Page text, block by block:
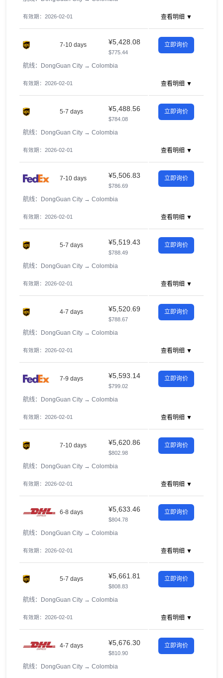
有效期：2026-02-01 查看明细 ▼
7-10 days ¥5,428.08
$775.44
立即询价
航线：DongGuan City → Colombia
有效期：2026-02-01 查看明细 ▼
5-7 days ¥5,488.56
$784.08
立即询价
航线：DongGuan City → Colombia
有效期：2026-02-01 查看明细 ▼
7-10 days ¥5,506.83
$786.69
立即询价
航线：DongGuan City → Colombia
有效期：2026-02-01 查看明细 ▼
5-7 days ¥5,519.43
$788.49
立即询价
航线：DongGuan City → Colombia
有效期：2026-02-01 查看明细 ▼
4-7 days ¥5,520.69
$788.67
立即询价
航线：DongGuan City → Colombia
有效期：2026-02-01 查看明细 ▼
7-9 days ¥5,593.14
$799.02
立即询价
航线：DongGuan City → Colombia
有效期：2026-02-01 查看明细 ▼
7-10 days ¥5,620.86
$802.98
立即询价
航线：DongGuan City → Colombia
有效期：2026-02-01 查看明细 ▼
6-8 days ¥5,633.46
$804.78
立即询价
航线：DongGuan City → Colombia
有效期：2026-02-01 查看明细 ▼
5-7 days ¥5,661.81
$808.83
立即询价
航线：DongGuan City → Colombia
有效期：2026-02-01 查看明细 ▼
4-7 days ¥5,676.30
$810.90
立即询价
航线：DongGuan City → Colombia